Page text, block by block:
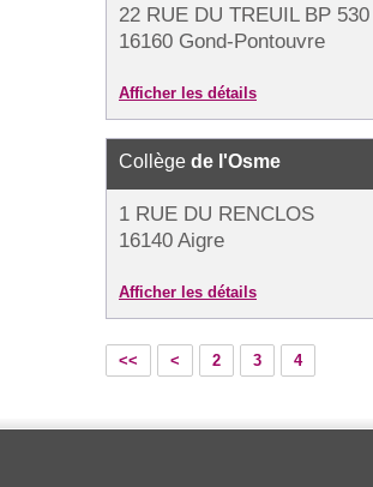
22 RUE DU TREUIL BP 530
16160 Gond-Pontouvre
Afficher les détails
Collège de l'Osme
1 RUE DU RENCLOS
16140 Aigre
Afficher les détails
<< < 2 3 4